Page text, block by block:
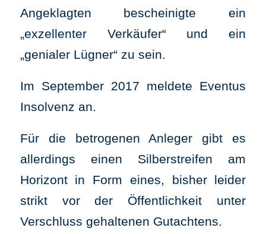
Angeklagten bescheinigte ein
„exzellenter Verkäufer“ und ein
„genialer Lügner“ zu sein.
Im September 2017 meldete Eventus
Insolvenz an.
Für die betrogenen Anleger gibt es
allerdings einen Silberstreifen am
Horizont in Form eines, bisher leider
strikt vor der Öffentlichkeit unter
Verschluss gehaltenen Gutachtens.